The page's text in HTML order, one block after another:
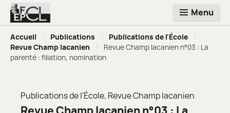
Menu
Accueil > Publications > Publications de l'École
>
Revue Champ lacanien
>
Revue Champ lacanien n°03 : La
parenté : filiation, nomination
Publications de l'École, Revue Champ lacanien